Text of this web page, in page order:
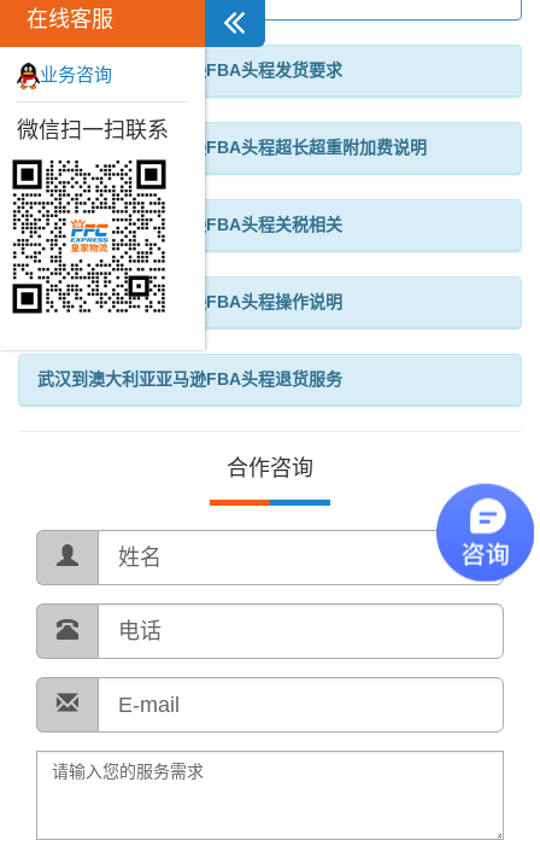
武汉到澳大利亚亚马逊FBA头程发货要求
武汉到澳大利亚亚马逊FBA头程超长超重附加费说明
武汉到澳大利亚亚马逊FBA头程关税相关
武汉到澳大利亚亚马逊FBA头程操作说明
武汉到澳大利亚亚马逊FBA头程退货服务
合作咨询
在线客服
业务咨询
微信扫一扫联系